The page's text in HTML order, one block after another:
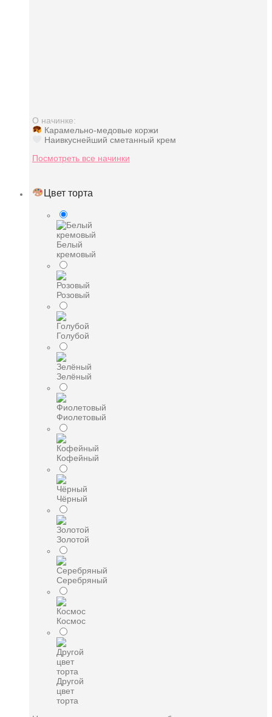
О начинке:
Карамельно-медовые коржи
Наивкуснейший сметанный крем
Посмотреть все начинки
Цвет торта
Белый
кремовый
Розовый
Голубой
Зелёный
Фиолетовый
Кофейный
Чёрный
Золотой
Серебряный
Космос
Другой
цвет
торта